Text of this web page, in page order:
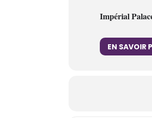
Impérial
EN SAVOIR